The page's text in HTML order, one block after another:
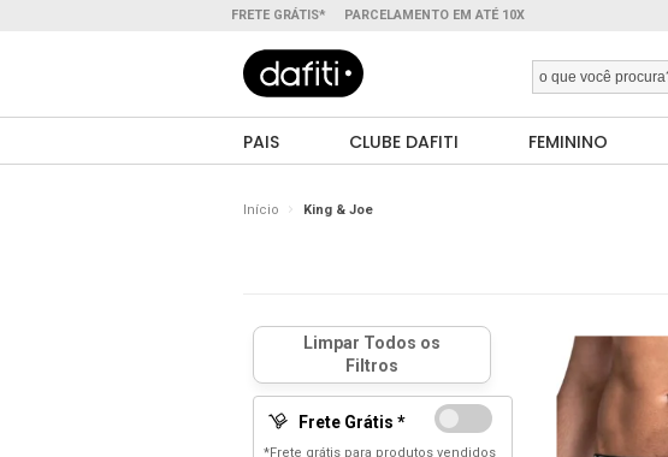
FRETE GRÁTIS* PARCELAMENTO EM ATÉ 10X
PAIS CLUBE DAFITI FEMININO
Início King & Joe
Frete Grátis *
*Frete grátis para produtos vendidos